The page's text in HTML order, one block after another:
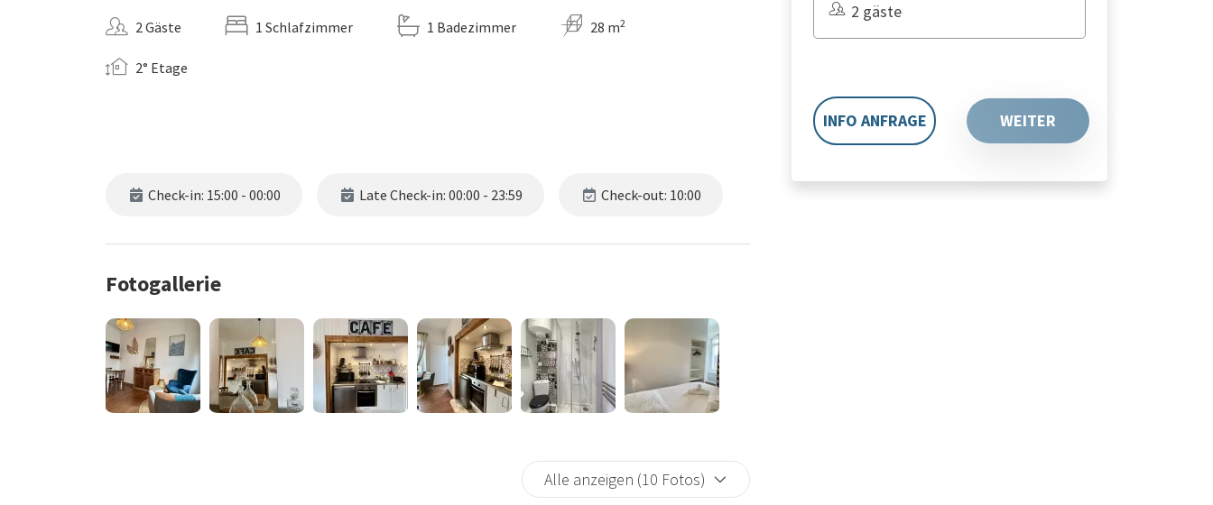
2 Gäste 1 Schlafzimmer 1 Badezimmer 28 m2
2° Etage
Check-in: 15:00 - 00:00 Late Check-in: 00:00 - 23:59 Check-out: 10:00
Fotogallerie
Alle anzeigen (10 Fotos)
2 gäste
INFO ANFRAGE WEITER